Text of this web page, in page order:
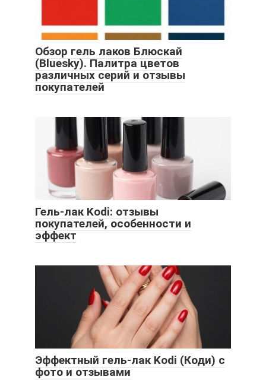
Обзор гель лаков Блюскай
(Bluesky). Палитра цветов
различных серий и отзывы
покупателей
Гель-лак Kodi: отзывы
покупателей, особенности и
эффект
Эффектный гель-лак Kodi (Коди) с
фото и отзывами